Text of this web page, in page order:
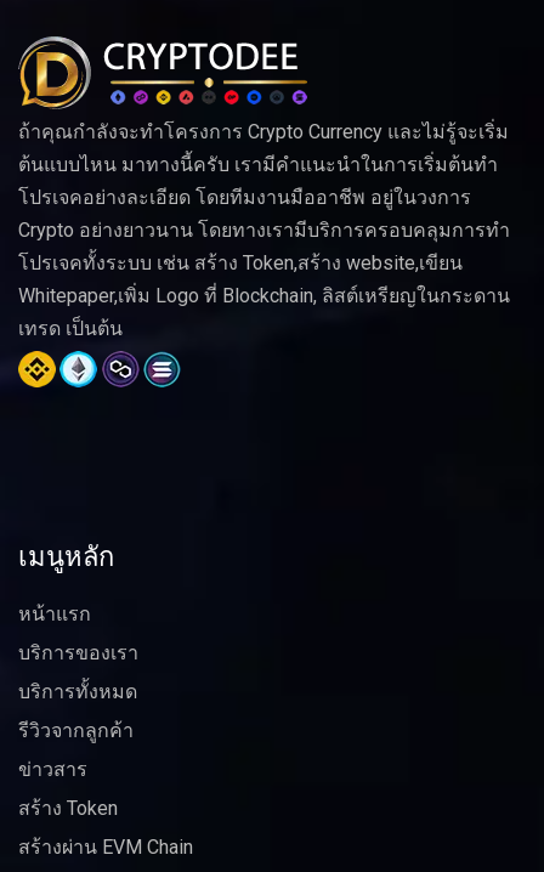
ถ้าคุณกำลังจะทำโครงการ Crypto Currency และไม่รู้จะเริ่ม
ต้นแบบไหน มาทางนี้ครับ เรามีคำแนะนำในการเริ่มต้นทำ
โปรเจคอย่างละเอียด โดยทีมงานมืออาชีพ อยู่ในวงการ
Crypto อย่างยาวนาน โดยทางเรามีบริการครอบคลุมการทำ
โปรเจคทั้งระบบ เช่น สร้าง Token,สร้าง website,เขียน
Whitepaper,เพิ่ม Logo ที่ Blockchain, ลิสต์เหรียญในกระดาน
เทรด เป็นต้น
เมนูหลัก
หน้าแรก
บริการของเรา
บริการทั้งหมด
รีวิวจากลูกค้า
ข่าวสาร
สร้าง Token
สร้างผ่าน EVM Chain